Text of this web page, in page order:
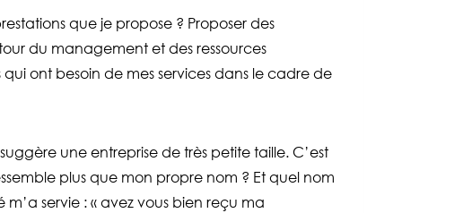
que je propose ? Proposer des
du management et des ressources
ont besoin de mes services dans le cadre de
une entreprise de très petite taille. C’est
plus que mon propre nom ? Et quel nom
servie : « avez vous bien reçu ma